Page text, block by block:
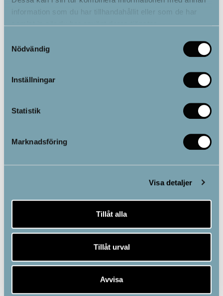
information som du har tillhandahållit eller som de har
samlat in när du har använt deras tjänster.
Nödvändig
Inställningar
Statistik
Marknadsföring
Visa detaljer
Tillåt alla
Tillåt urval
Avvisa